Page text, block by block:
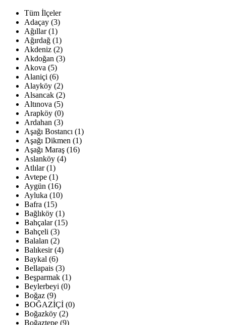
Tüm İlçeler
Adaçay (3)
Ağıllar (1)
Ağırdağ (1)
Akdeniz (2)
Akdoğan (3)
Akova (5)
Alaniçi (6)
Alayköy (2)
Alsancak (2)
Altınova (5)
Arapköy (0)
Ardahan (3)
Aşağı Bostancı (1)
Aşağı Dikmen (1)
Aşağı Maraş (16)
Aslanköy (4)
Atlılar (1)
Avtepe (1)
Aygün (16)
Ayluka (10)
Bafra (15)
Bağlıköy (1)
Bahçalar (15)
Bahçeli (3)
Balalan (2)
Balıkesir (4)
Baykal (6)
Bellapais (3)
Beşparmak (1)
Beylerbeyi (0)
Boğaz (9)
BOĞAZİÇİ (0)
Boğazköy (2)
Boğaztepe (9)